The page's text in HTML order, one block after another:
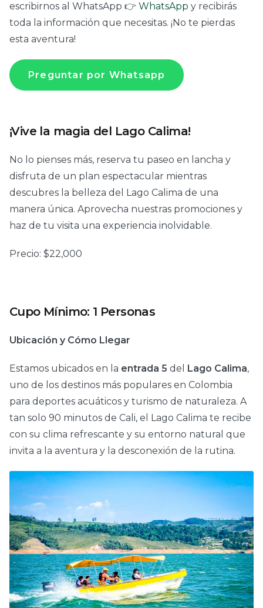
escribirnos al WhatsApp 👉 WhatsApp y recibirás
toda la información que necesitas. ¡No te pierdas
esta aventura!
Preguntar por Whatsapp
¡Vive la magia del Lago Calima!
No lo pienses más, reserva tu paseo en lancha y
disfruta de un plan espectacular mientras
descubres la belleza del Lago Calima de una
manera única. Aprovecha nuestras promociones y
haz de tu visita una experiencia inolvidable.
Precio: $22,000
Cupo Mínimo: 1 Personas
Ubicación y Cómo Llegar
Estamos ubicados en la entrada 5 del Lago Calima,
uno de los destinos más populares en Colombia
para deportes acuáticos y turismo de naturaleza. A
tan solo 90 minutos de Cali, el Lago Calima te recibe
con su clima refrescante y su entorno natural que
invita a la aventura y la desconexión de la rutina.